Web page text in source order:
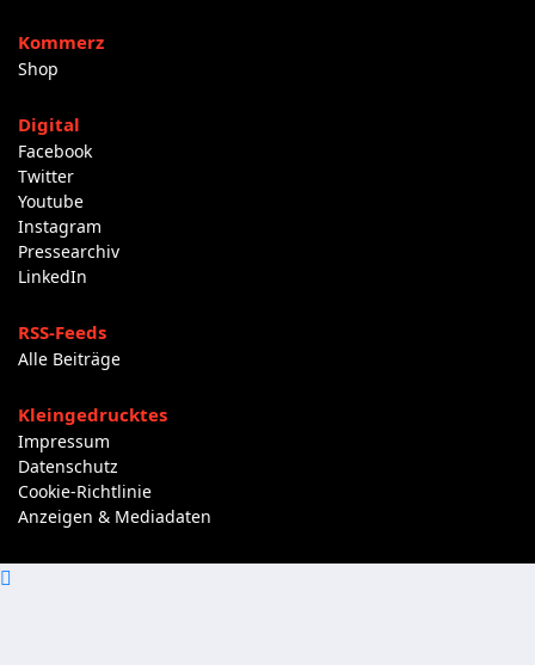
Kommerz
Shop
Digital
Facebook
Twitter
Youtube
Instagram
Pressearchiv
LinkedIn
RSS-Feeds
Alle Beiträge
Kleingedrucktes
Impressum
Datenschutz
Cookie-Richtlinie
Anzeigen & Mediadaten